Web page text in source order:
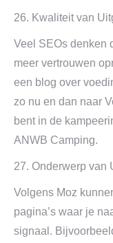
26. Kwaliteit van
Veel SEOs denken
meer vertrouwen
een blog over
zo nu en dan naar
bent in de
ANWB Camping.
27. Onderwerp van
Volgens Moz
pagina’s waar je
signaal.